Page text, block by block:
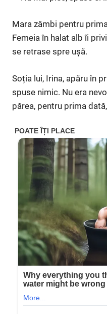
Mara zâmbi pentru
Femeia în halat alb îi
se retrase spre ușă.
Soția lui, Irina, apăru în
spuse nimic. Nu era
părea, pentru prima